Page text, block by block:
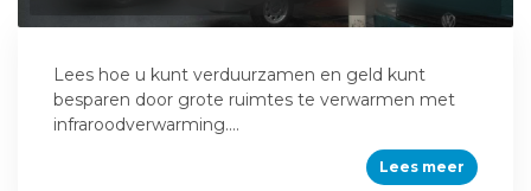
Lees hoe u kunt verduurzamen en geld kunt
besparen door grote ruimtes te verwarmen met
infraroodverwarming....
Lees meer